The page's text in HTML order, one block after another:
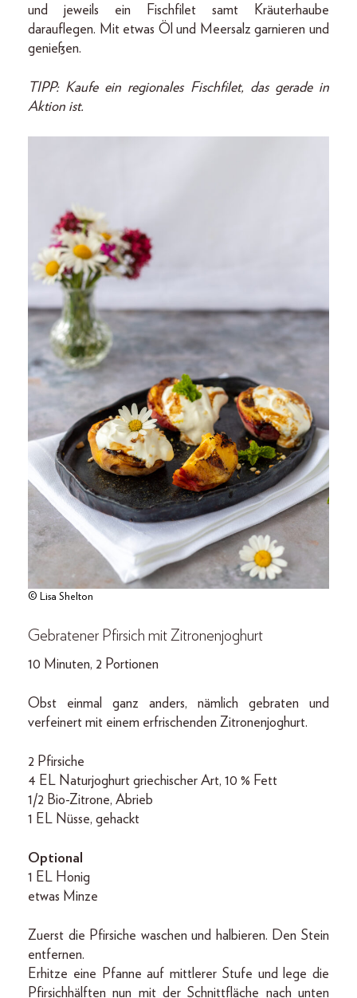
und jeweils ein Fischfilet samt Kräuterhaube
darauflegen. Mit etwas Öl und Meersalz garnieren und
genießen.
TIPP: Kaufe ein regionales Fischfilet, das gerade in
Aktion ist.
© Lisa Shelton
Gebratener Pfirsich mit Zitronenjoghurt
10 Minuten, 2 Portionen
Obst einmal ganz anders, nämlich gebraten und
verfeinert mit einem erfrischenden Zitronenjoghurt.
2 Pfirsiche
4 EL Naturjoghurt griechischer Art, 10 % Fett
1/2 Bio-Zitrone, Abrieb
1 EL Nüsse, gehackt
Optional
1 EL Honig
etwas Minze
Zuerst die Pfirsiche waschen und halbieren. Den Stein
entfernen.
Erhitze eine Pfanne auf mittlerer Stufe und lege die
Pfirsichhälften nun mit der Schnittfläche nach unten